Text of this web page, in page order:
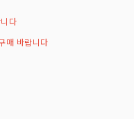
다
매 바랍니다